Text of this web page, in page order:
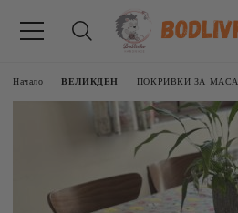
Начало ВЕЛИКДЕН ПОКРИВКИ ЗА МАСА